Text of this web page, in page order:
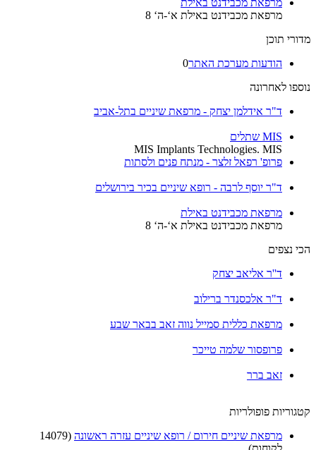
מרפאת מכבידנט באילת
מרפאת מכבידנט באילת א‘-ה‘ 8
מדורי תוכן
הודעות מערכת האתר0
נוספו לאחרונה
ד"ר אידלמן יצחק - מרפאת שיניים בתל-אביב
MIS שתלים
MIS Implants Technologies. MIS
פרופ' רפאל זלצר - מנתח פנים ולסתות
ד"ר יוסף לרבה - רופא שיניים בכיר בירושלים
מרפאת מכבידנט באילת
מרפאת מכבידנט באילת א‘-ה‘ 8
הכי נצפים
ד''ר אליאב יצחק
ד"ר אלכסנדר ברילוב
מרפאת כללית סמייל נווה זאב בבאר שבע
פרופסור שלמה טייכר
זאב ברר
קטגוריות פופולריות
מרפאת שיניים חירום / רופא שיניים עזרה ראשונה (14079